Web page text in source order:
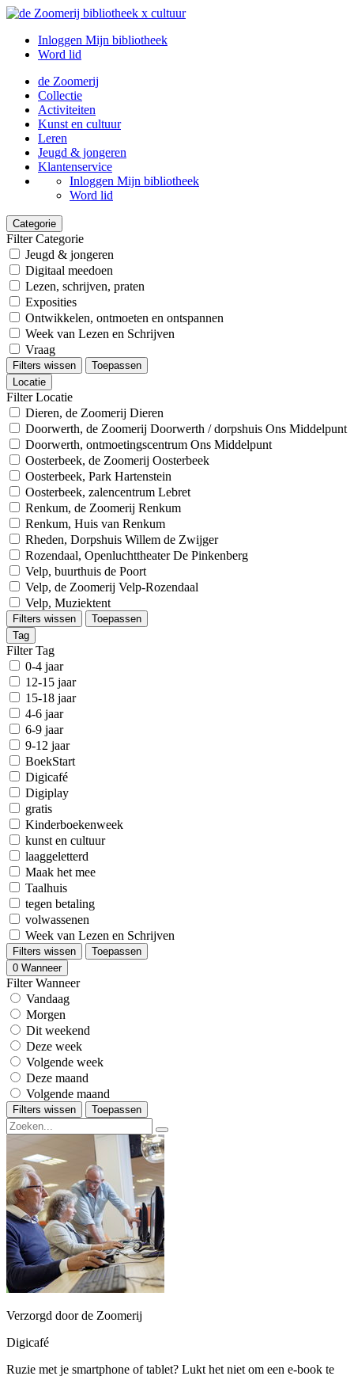
Inloggen Mijn bibliotheek
Word lid
de Zoomerij
Collectie
Activiteiten
Kunst en cultuur
Leren
Jeugd & jongeren
Klantenservice
Inloggen Mijn bibliotheek
Word lid
Categorie
Filter Categorie
Jeugd & jongeren
Digitaal meedoen
Lezen, schrijven, praten
Exposities
Ontwikkelen, ontmoeten en ontspannen
Week van Lezen en Schrijven
Vraag
Filters wissen
Toepassen
Locatie
Filter Locatie
Dieren, de Zoomerij Dieren
Doorwerth, de Zoomerij Doorwerth / dorpshuis Ons Middelpunt
Doorwerth, ontmoetingscentrum Ons Middelpunt
Oosterbeek, de Zoomerij Oosterbeek
Oosterbeek, Park Hartenstein
Oosterbeek, zalencentrum Lebret
Renkum, de Zoomerij Renkum
Renkum, Huis van Renkum
Rheden, Dorpshuis Willem de Zwijger
Rozendaal, Openluchttheater De Pinkenberg
Velp, buurthuis de Poort
Velp, de Zoomerij Velp-Rozendaal
Velp, Muziektent
Filters wissen
Toepassen
Tag
Filter Tag
0-4 jaar
12-15 jaar
15-18 jaar
4-6 jaar
6-9 jaar
9-12 jaar
BoekStart
Digicafé
Digiplay
gratis
Kinderboekenweek
kunst en cultuur
laaggeletterd
Maak het mee
Taalhuis
tegen betaling
volwassenen
Week van Lezen en Schrijven
Filters wissen
Toepassen
0 Wanneer
Filter Wanneer
Vandaag
Morgen
Dit weekend
Deze week
Volgende week
Deze maand
Volgende maand
Filters wissen Toepassen
Verzorgd door de Zoomerij
Digicafé
Ruzie met je smartphone of tablet? Lukt het niet om een e-book te